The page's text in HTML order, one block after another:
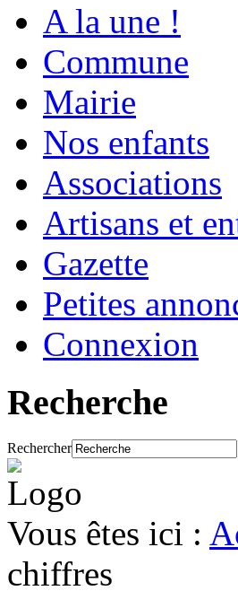
A la une !
Commune
Mairie
Nos enfants
Associations
Artisans et
Gazette
Petites
Connexion
Recherche
Rechercher
Vous êtes ici :
chiffres